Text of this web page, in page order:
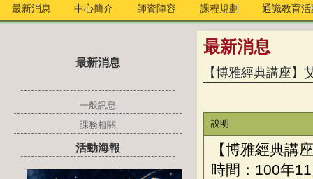
最新消息 中心簡介 師資陣容 課程規劃 通識教育活
最新消息
一般訊息
課務相關
活動海報
最新消息
【博雅經典講座】
說明
【博雅經典講
時間： 100年